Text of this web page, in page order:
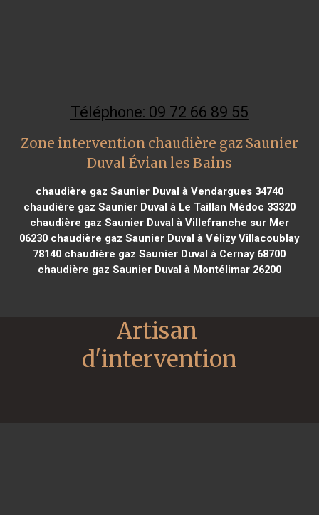
Téléphone: 09 72 66 89 55
Zone intervention chaudière gaz Saunier
Duval Évian les Bains
chaudière gaz Saunier Duval à Vendargues 34740
chaudière gaz Saunier Duval à Le Taillan Médoc 33320
chaudière gaz Saunier Duval à Villefranche sur Mer
06230 chaudière gaz Saunier Duval à Vélizy Villacoublay
78140 chaudière gaz Saunier Duval à Cernay 68700
chaudière gaz Saunier Duval à Montélimar 26200
Artisan
d'intervention